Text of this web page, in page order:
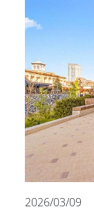
2026/03/09